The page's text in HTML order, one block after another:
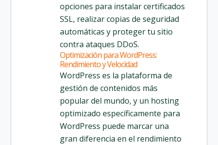
opciones para instalar certificados
SSL, realizar copias de seguridad
automáticas y proteger tu sitio
contra ataques DDoS.
Optimización para WordPress:
Rendimiento y Velocidad
WordPress es la plataforma de
gestión de contenidos más
popular del mundo, y un hosting
optimizado específicamente para
WordPress puede marcar una
gran diferencia en el rendimiento